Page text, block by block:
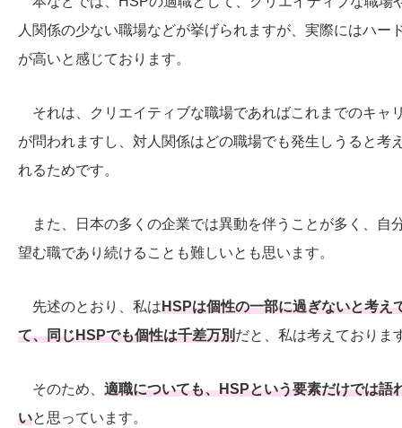
人関係の少ない職場などが挙げられますが、実際にはハー
が高いと感じております。
それは、クリエイティブな職場であればこれまでのキャ
が問われますし、対人関係はどの職場でも発生しうると考
れるためです。
また、日本の多くの企業では異動を伴うことが多く、自
望む職であり続けることも難しいとも思います。
先述のとおり、私はHSPは個性の一部に過ぎないと考え
て、同じHSPでも個性は千差万別だと、私は考えておりま
そのため、 適職についても、HSPという要素だけでは語
いと思っています。